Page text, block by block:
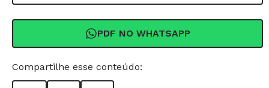
PDF NO WHATSAPP
Compartilhe esse conteúdo: